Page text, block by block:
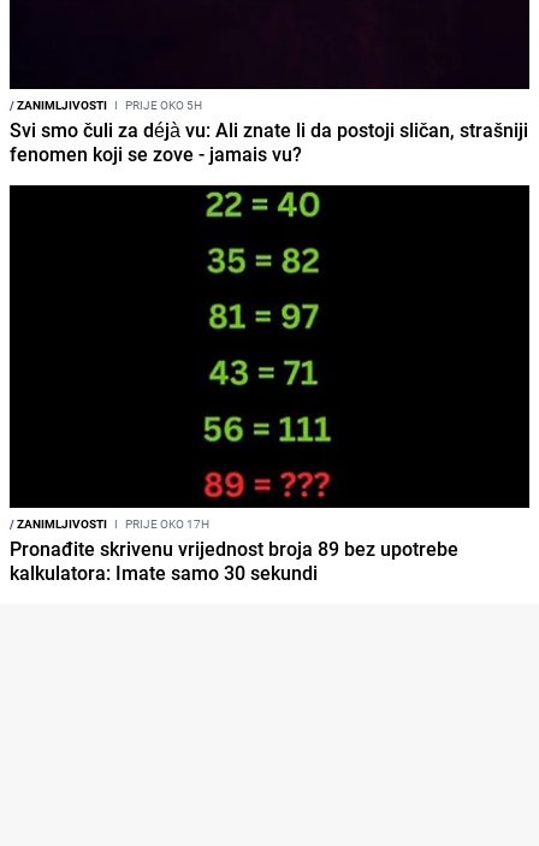
/ZANIMLJIVOSTI I PRIJE OKO 5H
Svi smo čuli za déjà vu: Ali znate li da postoji sličan, strašniji
fenomen koji se zove - jamais vu?
/ZANIMLJIVOSTI I PRIJE OKO 17H
Pronađite skrivenu vrijednost broja 89 bez upotrebe
kalkulatora: Imate samo 30 sekundi